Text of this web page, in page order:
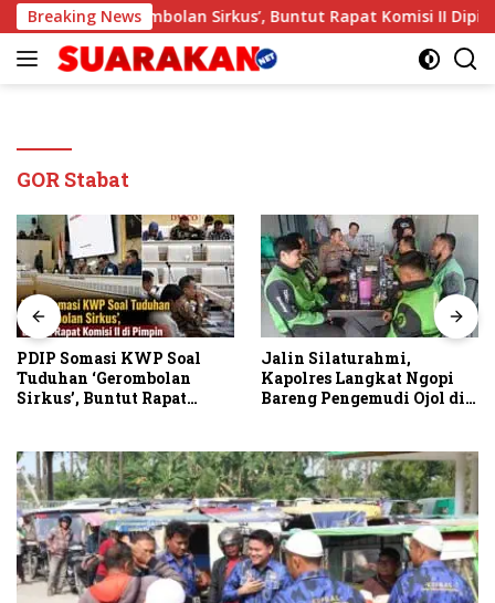
Langsung
ke
konten
Breaking News
Tuduhan ‘Gerombolan Sirkus’, Buntut Rapat Komisi II
GOR Stabat
PDIP Somasi KWP Soal
Tuduhan ‘Gerombolan
Sirkus’, Buntut Rapat
Jalin Silaturahmi,
Kapolres Langkat Ngopi
Bareng Pengemudi Ojol di